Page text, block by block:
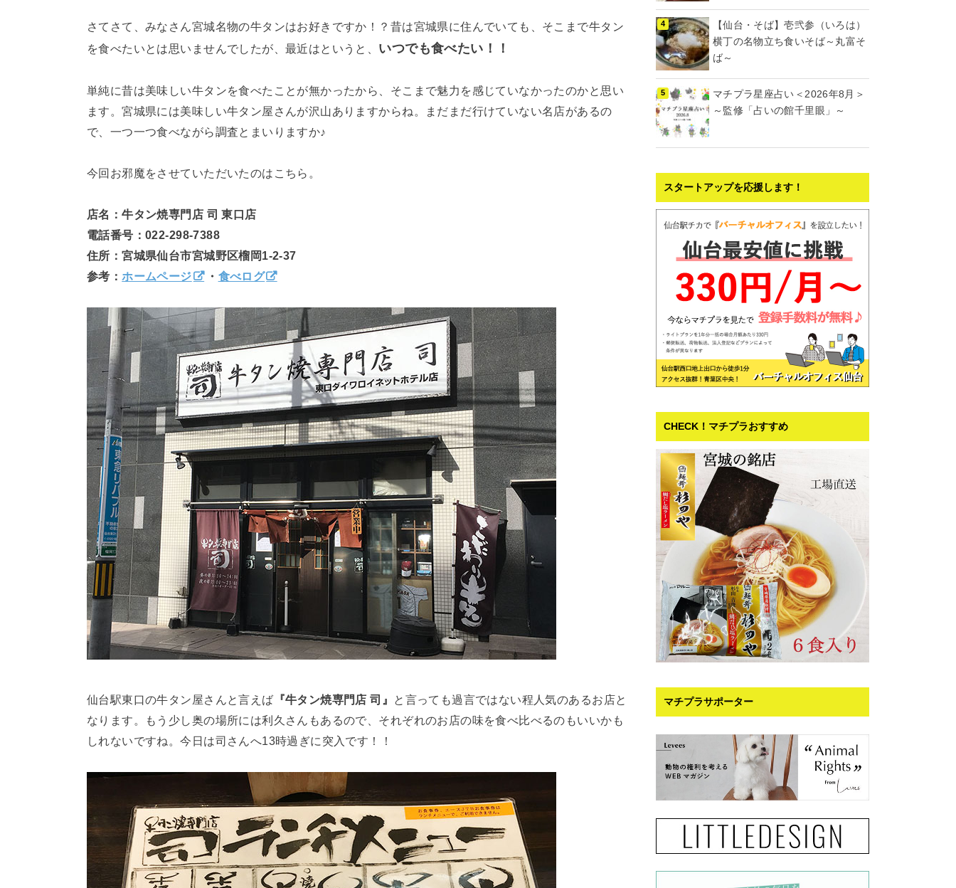
さてさて、みなさん宮城名物の牛タンはお好きですか！？昔は宮城県に住んでいても、そこまで牛タン
を食べたいとは思いませんでしたが、最近はというと、 いつでも食べたい！！
単純に昔は美味しい牛タンを食べたことが無かったから、そこまで魅力を感じていなかったのかと思い
ます。宮城県には美味しい牛タン屋さんが沢山ありますからね。まだまだ行けていない名店があるの
で、一つ一つ食べながら調査とまいりますか♪
今回お邪魔をさせていただいたのはこちら。
店名：牛タン焼専門店 司 東口店
電話番号：022-298-7388
住所：宮城県仙台市宮城野区榴岡1-2-37
参考：ホームページ ・ 食べログ
仙台駅東口の牛タン屋さんと言えば 『牛タン焼専門店 司』
と言っても過言ではない程人気のあるお店と
なります。もう少し奥の場所には利久さんもあるので、それぞれのお店の味を食べ比べるのもいいかも
しれないですね。今日は司さんへ13時過ぎに突入です！！
【仙台・そば】壱弐参（いろは）
横丁の名物立ち食いそば～丸富そ
ば～
マチプラ星座占い＜2026年8月＞
～監修「占いの館千里眼」～
スタートアップを応援します！
CHECK！マチプラおすすめ
マチプラサポーター